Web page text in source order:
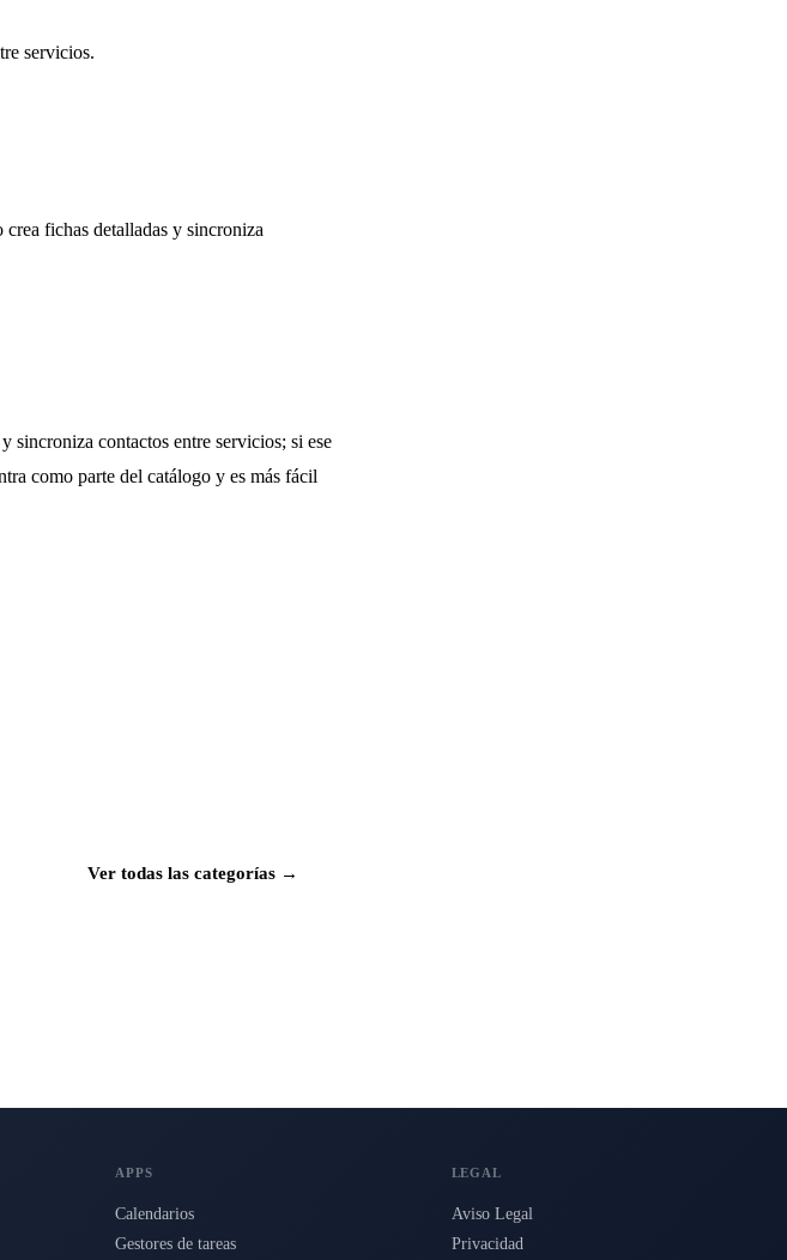
servicios.
fichas detalladas y sincroniza
sincroniza contactos entre servicios; si ese
como parte del catálogo y es más fácil
Ver todas las categorías →
APPS
Calendarios
Gestores de tareas
LEGAL
Aviso Legal
Privacidad